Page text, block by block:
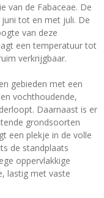
van de Fabaceae. De
tot en met juli. De
van deze
een temperatuur tot
verkrijgbaar.
gebieden met een
vochthoudende,
Daarnaast is er
grondsoorten
een plekje in de volle
de standplaats
oppervlakkige
lastig met vaste